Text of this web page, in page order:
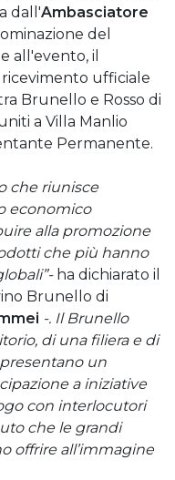
dall'Ambasciatore
del
all'evento, il
ufficiale
Brunello e Rosso di
a Villa Manlio
Permanente.
che riunisce
economico
alla promozione
che più hanno
ha dichiarato il
Brunello di
-. Il Brunello
di una filiera e di
un
a iniziative
con interlocutori
che le grandi
offrire all’immagine